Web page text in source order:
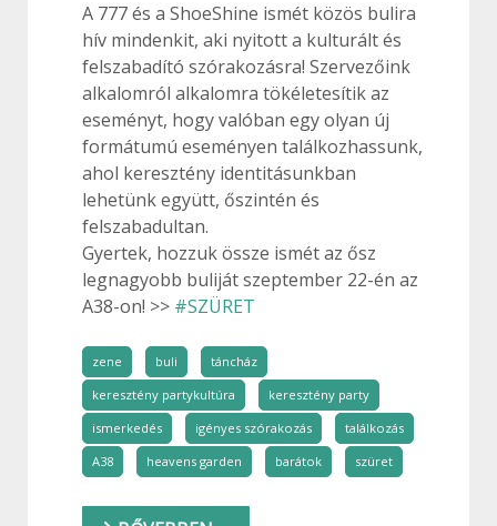
A 777 és a ShoeShine ismét közös bulira
hív mindenkit, aki nyitott a kulturált és
felszabadító szórakozásra! Szervezőink
alkalomról alkalomra tökéletesítik az
eseményt, hogy valóban egy olyan új
formátumú eseményen találkozhassunk,
ahol keresztény identitásunkban
lehetünk együtt, őszintén és
felszabadultan.
Gyertek, hozzuk össze ismét az ősz
legnagyobb buliját szeptember 22-én az
A38-on! >> #SZÜRET
zene buli
táncház
keresztény partykultúra
keresztény party
ismerkedés
igényes szórakozás
találkozás
A38
heavens garden barátok szüret